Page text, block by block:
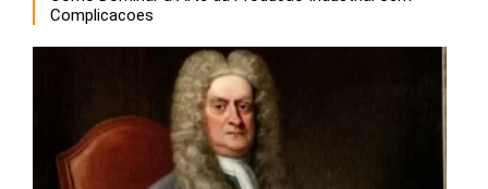
Complicacoes